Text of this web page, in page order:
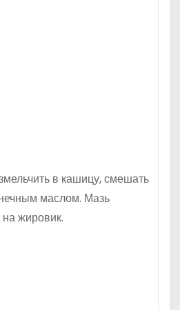
в кашицу, смешать
маслом. Мазь
на жировик.